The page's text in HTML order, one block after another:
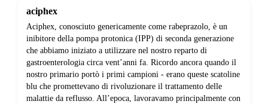
aciphex
Aciphex, conosciuto genericamente come rabeprazolo, è un
inibitore della pompa protonica (IPP) di seconda generazione
che abbiamo iniziato a utilizzare nel nostro reparto di
gastroenterologia circa vent’anni fa. Ricordo ancora quando il
nostro primario portò i primi campioni - erano queste scatoline
blu che promettevano di rivoluzionare il trattamento delle
malattie da reflusso. All’epoca, lavoravamo principalmente con